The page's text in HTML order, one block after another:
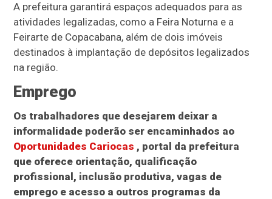
A prefeitura garantirá espaços adequados para as
atividades legalizadas, como a Feira Noturna e a
Feirarte de Copacabana, além de dois imóveis
destinados à implantação de depósitos legalizados
na região.
Emprego
Os trabalhadores que desejarem deixar a
informalidade poderão ser encaminhados ao
Oportunidades Cariocas , portal da prefeitura
que oferece orientação, qualificação
profissional, inclusão produtiva, vagas de
emprego e acesso a outros programas da